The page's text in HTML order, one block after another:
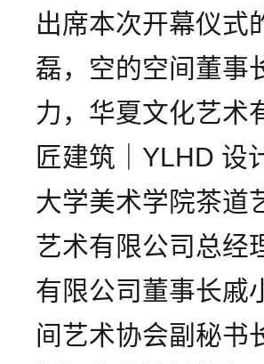
出席本次开幕仪式
磊，空的空间董事
力，华夏文化艺术
匠建筑｜YLHD 设
大学美术学院茶道
艺术有限公司总经
有限公司董事长戚
间艺术协会副秘书